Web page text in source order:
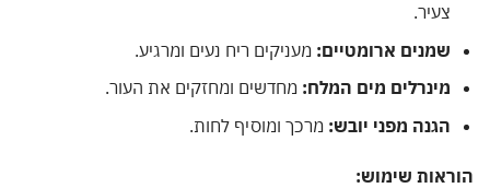
צעיר.
שמנים ארומטיים: מעניקים ריח נעים ומרגיע.
מינרלים מים המלח: מחדשים ומחזקים את העור.
הגנה מפני יובש: מרכך ומוסיף לחות.
הוראות שימוש: